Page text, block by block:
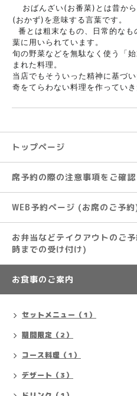
おばんざい(お番菜)とは昔か
(おかず)を意味する言葉です。
番とは粗末なもの、日常的な
葉に用いられています。
旬の野菜などを無駄なく使う「
まれた料理。
当店でもそういった精神に基づい
奇をてらわない料理を作っていき
トップページ
席予約の際の注意事項をご確
WEB予約ページ (お席のご予約
お弁当などテイクアウトのご
時までの受け付け)
お食事のご案内
セットメニュー（1）
期間限定（2）
コース料理（1）
デザート（3）